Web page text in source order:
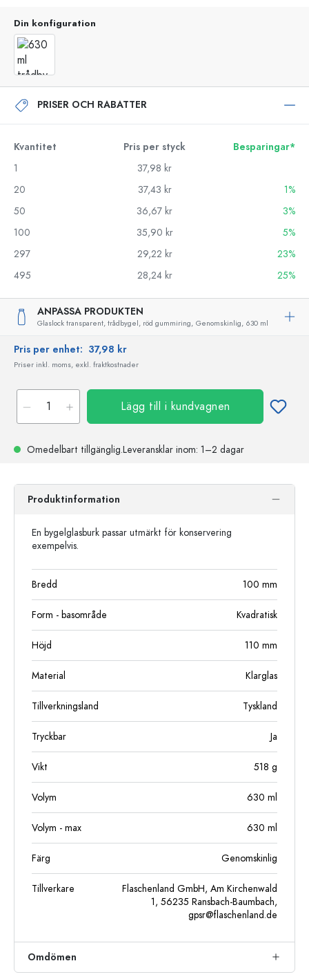
Din konfiguration
PRISER OCH RABATTER
Kvantitet Pris per styck
Besparingar*
1
37,98 kr
20
37,43 kr
1%
50
36,67 kr
3%
100
35,90 kr
5%
297
29,22 kr
23%
495
28,24 kr 25%
ANPASSA PRODUKTEN
Glaslock transparent, trådbygel, röd gummiring, Genomskinlig, 630 ml
Pris per enhet: 37,98 kr
Priser inkl. moms, exkl. fraktkostnader
Lägg till i kundvagnen
Omedelbart tillgänglig.Leveransklar inom: 1–2 dagar
Produktinformation
En bygelglasburk passar utmärkt för konservering
exempelvis.
Bredd 100 mm
Form - basområde Kvadratisk
Höjd 110 mm
Material Klarglas
Tillverkningsland Tyskland
Tryckbar Ja
Vikt 518 g
Volym 630 ml
Volym - max 630 ml
Färg Genomskinlig
Tillverkare
Flaschenland GmbH, Am Kirchenwald
1, 56235 Ransbach-Baumbach,
gpsr@flaschenland.de
Omdömen